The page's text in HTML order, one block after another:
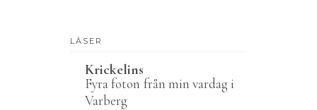
LÄSER
Krickelins
Fyra foton från min vardag i
Varberg